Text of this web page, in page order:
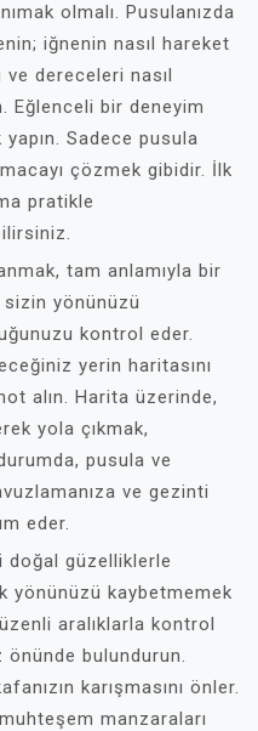
olmalı. Pusulanızda
iğnenin nasıl hareket
dereceleri nasıl
Eğlenceli bir deneyim
Sadece pusula
çözmek gibidir. İlk
pratikle
tam anlamıyla bir
yönünüzü
kontrol eder.
yerin haritasını
alın. Harita üzerinde,
yola çıkmak,
pusula ve
ve gezinti
eder.
doğal güzelliklerle
yönünüzü kaybetmemek
aralıklarla kontrol
bulundurun.
karışmasını önler.
manzaraları